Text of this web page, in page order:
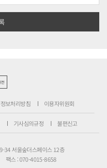
전
보처리방침 이용자위원회
기사심의규정 불편신고
34 서울숲더스페이스 12층
팩스 : 070-4015-8658